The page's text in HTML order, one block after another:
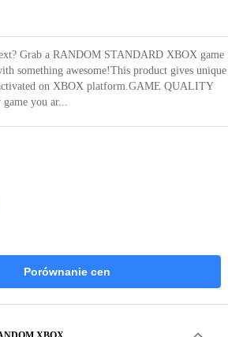
Grab a RANDOM STANDARD XBOX game
something awesome!This product gives unique
on XBOX platform.GAME QUALITY
you ar...
Porównanie cen